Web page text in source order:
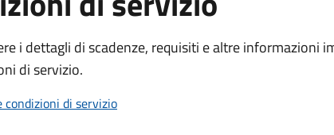
i dettagli di scadenze, requisiti e altre informazioni
di servizio.
condizioni di servizio